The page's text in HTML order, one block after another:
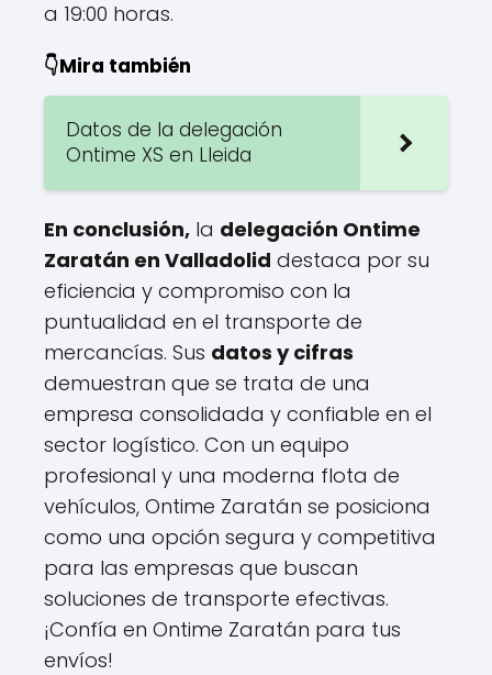
a 19:00 horas.
👇Mira también
Datos de la delegación
Ontime XS en Lleida
En conclusión, la delegación Ontime
Zaratán en Valladolid destaca por su
eficiencia y compromiso con la
puntualidad en el transporte de
mercancías. Sus datos y cifras
demuestran que se trata de una
empresa consolidada y confiable en el
sector logístico. Con un equipo
profesional y una moderna flota de
vehículos, Ontime Zaratán se posiciona
como una opción segura y competitiva
para las empresas que buscan
soluciones de transporte efectivas.
¡Confía en Ontime Zaratán para tus
envíos!